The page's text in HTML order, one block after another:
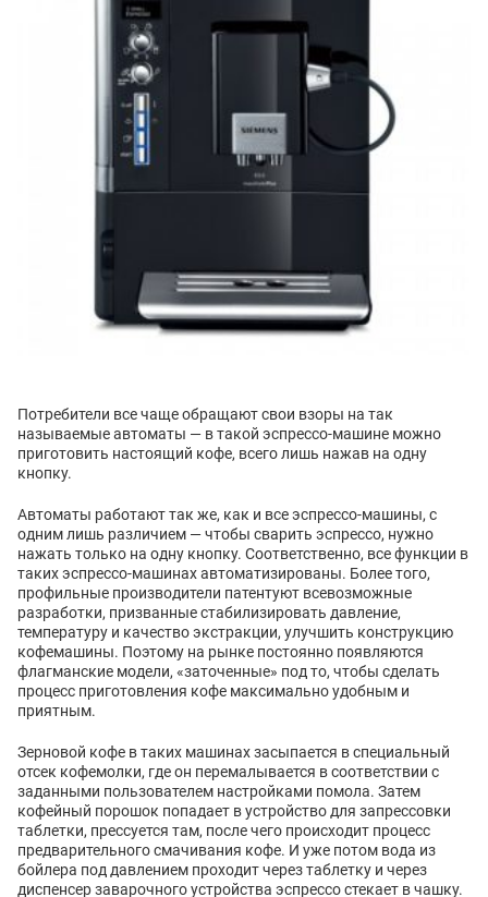
Потребители все чаще обращают свои взоры на так
называемые автоматы — в такой эспрессо-машине можно
приготовить настоящий кофе, всего лишь нажав на одну
кнопку.
Автоматы работают так же, как и все эспрессо-машины, с
одним лишь различием — чтобы сварить эспрессо, нужно
нажать только на одну кнопку. Соответственно, все функции в
таких эспрессо-машинах автоматизированы. Более того,
профильные производители патентуют всевозможные
разработки, призванные стабилизировать давление,
температуру и качество экстракции, улучшить конструкцию
кофемашины. Поэтому на рынке постоянно появляются
флагманские модели, «заточенные» под то, чтобы сделать
процесс приготовления кофе максимально удобным и
приятным.
Зерновой кофе в таких машинах засыпается в специальный
отсек кофемолки, где он перемалывается в соответствии с
заданными пользователем настройками помола. Затем
кофейный порошок попадает в устройство для запрессовки
таблетки, прессуется там, после чего происходит процесс
предварительного смачивания кофе. И уже потом вода из
бойлера под давлением проходит через таблетку и через
диспенсер заварочного устройства эспрессо стекает в чашку.